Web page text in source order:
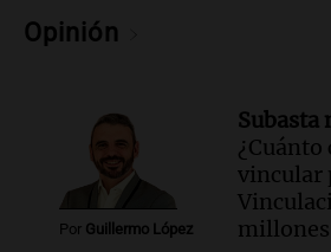
Noticias Rosario
compras de Antonella:
Rosario.
Ahora país
Audio.José Roccuzzo,
Opinión
Por Guillermo López
¿Cuánto
vincular
millones